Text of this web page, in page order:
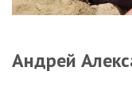
Андрей